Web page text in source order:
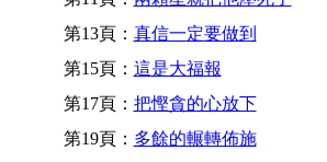
第13頁： 真信一定要做到
第15頁： 這是大福報
第17頁： 把慳貪的心放下
第19頁： 多餘的輾轉佈施